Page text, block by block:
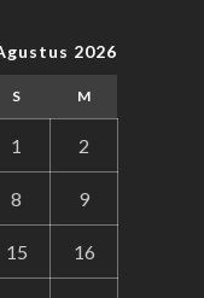
2026
S M
1 2
8 9
15 16